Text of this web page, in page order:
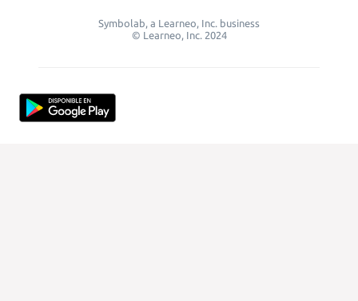
Symbolab, a Learneo, Inc. business
© Learneo, Inc. 2024